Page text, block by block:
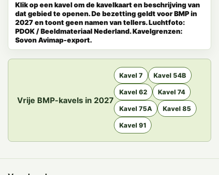
Klik op een kavel om de kavelkaart en beschrijving van
dat gebied te openen. De bezetting geldt voor BMP in
2027 en toont geen namen van tellers. Luchtfoto:
PDOK / Beeldmateriaal Nederland. Kavelgrenzen:
Sovon Avimap-export.
Vrije BMP-kavels in 2027
Kavel 7 Kavel 54B
Kavel 62 Kavel 74
Kavel 75A Kavel 85
Kavel 91